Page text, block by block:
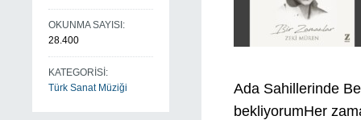
OKUNMA SAYISI:
28.400
KATEGORİSİ:
Türk Sanat Müziği
Ada Sahillerinde
bekliyorumHer